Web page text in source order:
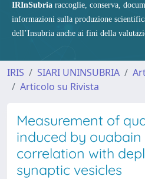
IRInSubria raccoglie, conserva,
informazioni sulla produzione
dell’Insubria anche ai fini della
IRIS SIARI UNINSUBRIA
Articolo su Rivista
Measurement of
induced by ouabain
correlation with
synaptic vesicles